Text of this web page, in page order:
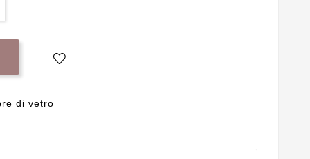
di vetro